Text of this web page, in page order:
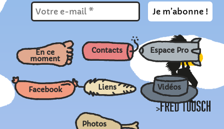
>
En ce
moment
Contacts Espace Pro
Facebook Liens Vidéos
Photos